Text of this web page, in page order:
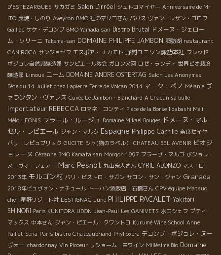
D’ESTEZARGUES サカガミ Salon L'irréel シュトロマイヤー Anniversaire de Mr
ITO 炭焼・しのり Aveyron BMO 社のマサコさん ババス ヴァン・レザン・ゴロワ
Gaillac ケケ・デコンブ BMO Yamada san Bistro Brutal ドメーヌ・ジェロー
ム・ソリーニ Takema-san DOMAINE PHILIPPE JAMBON 諏訪湖 restaurant
CAN ROCA サンジョゼフ エスポア・ ナカモト 野村ユニソン諏訪本社 フレッド
ボジョレ自然派醸造家 サンピエール教会 ガロンヌ河 ロゼ・ランディ 世界ビオ栽培
醸造家 Limoux ニーム DOMAINE ANDRE OSTERTAG Salon Les Anonymes
Fête du 14 Juillet chez Lapierre Terre de Volcan 2014 マーク・ペノ Mélanie ヴ
ァランタン・ヴァレス Cuvée Le Jambon・Blanchard A Chacun sa bulle
Importateur REBECCA ロマネ・コンティ Place de la Borse Iidabashi Méli
Mélo LEONIS フラール・ルージュ Domaine Mikael Bouges ドメーヌ・マル
セル・ラピエール ジャン・マルク Espagne Philippe Carrille 奈良セイヤ
パリ・レピュブリック GUCITE シャ(猫のラベル） CHATEAU BEL AVENIR ビオジ
ョレーヌ Cézanne BMO Kamata san Morgon 1997 ブラーヴ・マルゴ ボジョレ・
ヌーヴォーフェアー Marc Pesnot 丸山宏人さん CYRIL ALONZO マス・ロー
2013年 モルゴン村 パリ・ビストロ・サガン サロン・サン・ジャン Granada
2018年ビュヴォン・ナチュール トーハン酒販店・石橋さん CPV équipe Matsuo
chef 星野リゾート社 LESTIGNAC Lune PHILIPPE PACALET Yakitori
SHINORI Paris KUNITORA UDON Jean-Paul Les GANIVETS 水口シェフ プティ・
マックス 中本さん ジャン・ピエール・クワントロ Kurumé Wine School Anne
Paillet Sena Paris bistro Chateaubriand Phylloxera デコンブ・ボジョレ・ヌー
ヴォー chardonnay Vin Picoeur リショーム 白ワイン Millésime Bio Domaine